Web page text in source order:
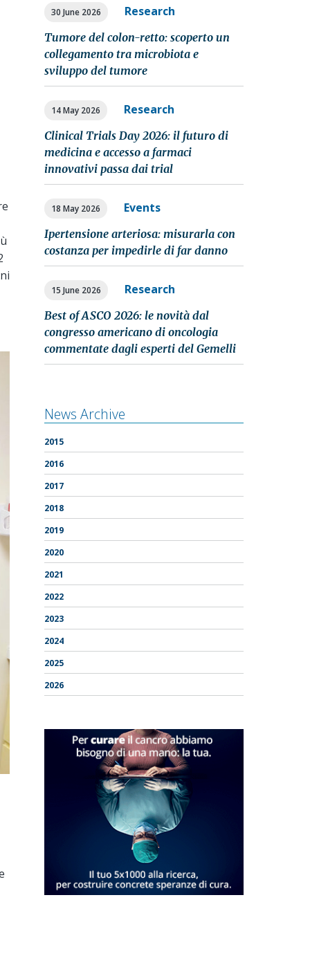
30 June 2026 Research
Tumore del colon-retto: scoperto un
collegamento tra microbiota e
sviluppo del tumore
14 May 2026 Research
Clinical Trials Day 2026: il futuro di
medicina e accesso a farmaci
innovativi passa dai trial
18 May 2026 Events
Ipertensione arteriosa: misurarla con
costanza per impedirle di far danno
15 June 2026 Research
Best of ASCO 2026: le novità dal
congresso americano di oncologia
commentate dagli esperti del Gemelli
News Archive
2015
2016
2017
2018
2019
2020
2021
2022
2023
2024
2025
2026